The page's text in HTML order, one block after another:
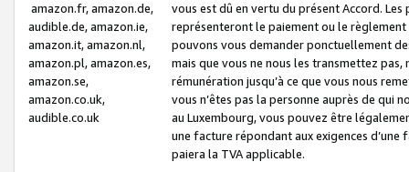
amazon.fr, amazon.de,
audible.de, amazon.ie,
amazon.it, amazon.nl,
amazon.pl, amazon.es,
amazon.se,
amazon.co.uk,
audible.co.uk
vous est dû en vertu du présent Accord.
représenteront le paiement ou le
pouvons vous demander ponctuellement
mais que vous ne nous les transmettez
rémunération jusqu’à ce que vous nous
vous n’êtes pas la personne auprès de qui
au Luxembourg, vous pouvez être
une facture répondant aux exigences
paiera la TVA applicable.